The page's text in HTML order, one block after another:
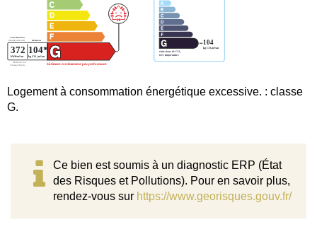
Logement à consommation énergétique excessive. : classe
G.
Ce bien est soumis à un diagnostic ERP (État
des Risques et Pollutions). Pour en savoir plus,
rendez-vous sur https://www.georisques.gouv.fr/